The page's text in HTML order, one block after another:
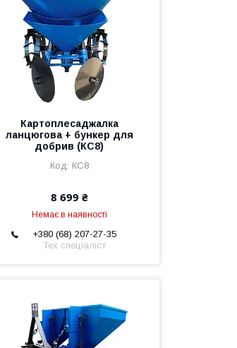
Картоплесаджалка
ланцюгова + бункер для
добрив (КС8)
КС8
8 699 ₴
Немає в наявності
+380 (68) 207-27-35
Тех спеціаліст